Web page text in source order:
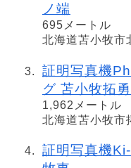
ノ端
695メートル
北海道苫小牧市
証明写真機
グ 苫小牧拓
1,962メートル
北海道苫小牧市
証明写真機